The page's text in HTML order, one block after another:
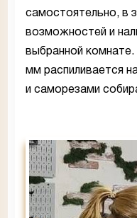
самостоятельно, в
возможностей и
выбранной
мм распиливается
и саморезами